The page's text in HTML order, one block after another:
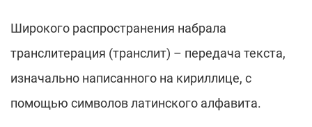
Широкого распространения набрала
транслитерация (транслит) – передача текста,
изначально написанного на кириллице, с
помощью символов латинского алфавита.